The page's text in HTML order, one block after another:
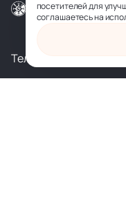
© ООО
Телеграм
посетителей для
соглашаетесь на